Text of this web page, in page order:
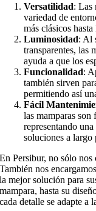
Versatilidad: Las
variedad de
más clásicos
Luminosidad: Al
transparentes, las
ayuda a que los
Funcionalidad:
también sirven
permitiendo así
Fácil
las mamparas son
representando
soluciones a largo
En Persibur, no sólo
También nos
la mejor solución para
mampara, hasta su
cada detalle se adapte a